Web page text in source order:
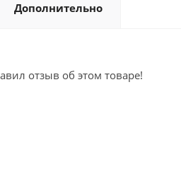
Дополнительно
отзыв об этом товаре!